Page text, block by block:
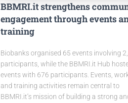
BBMRI.it strengthens
engagement through events
training
Biobanks organised 65 events involving
participants, while the BBMRI.it Hub
events with 676 participants. Events,
and training activities remain central to
BBMRI.it’s mission of building a strong